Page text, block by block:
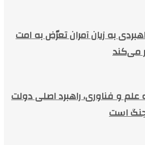
به زیان آمران تعرّض به امت
می‌کند
و فناوری، راهبرد اصلی دولت
است